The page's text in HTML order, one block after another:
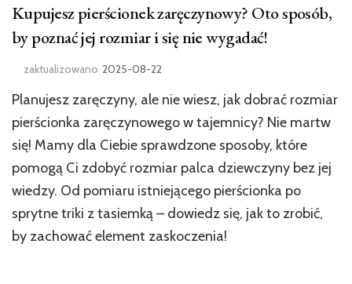
Kupujesz pierścionek zaręczynowy? Oto sposób,
by poznać jej rozmiar i się nie wygadać!
zaktualizowano 2025-08-22
Planujesz zaręczyny, ale nie wiesz, jak dobrać rozmiar
pierścionka zaręczynowego w tajemnicy? Nie martw
się! Mamy dla Ciebie sprawdzone sposoby, które
pomogą Ci zdobyć rozmiar palca dziewczyny bez jej
wiedzy. Od pomiaru istniejącego pierścionka po
sprytne triki z tasiemką – dowiedz się, jak to zrobić,
by zachować element zaskoczenia!